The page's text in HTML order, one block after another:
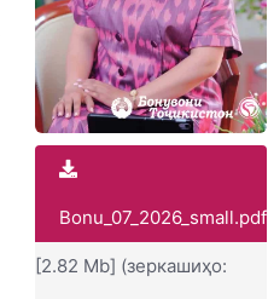
Bonu_07_2026_small.pdf
[2.82 Mb] (зеркашиҳо: